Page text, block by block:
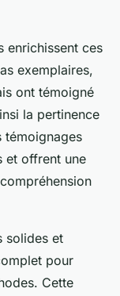
enrichissent ces
exemplaires,
ont témoigné
la pertinence
témoignages
et offrent une
solides et
pour
Cette